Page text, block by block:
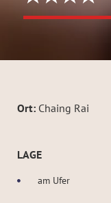
Ort: Chaing Rai
LAGE
am Ufer